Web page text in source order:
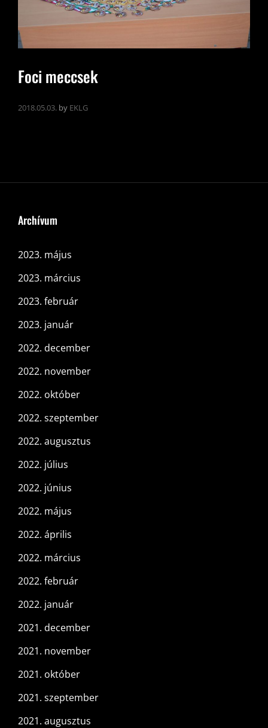
Foci meccsek
2018.05.03. by EKLG
Archívum
2023. május
2023. március
2023. február
2023. január
2022. december
2022. november
2022. október
2022. szeptember
2022. augusztus
2022. július
2022. június
2022. május
2022. április
2022. március
2022. február
2022. január
2021. december
2021. november
2021. október
2021. szeptember
2021. augusztus